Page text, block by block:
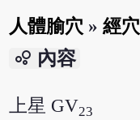
人體腧穴 »經穴
bubble_chart 內容
上星 GV23